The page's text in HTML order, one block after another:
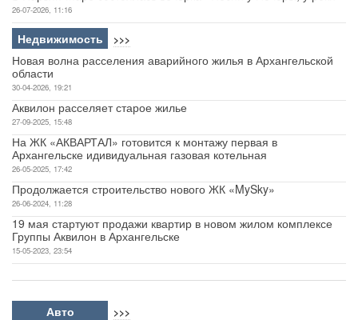
26-07-2026, 11:16
Недвижимость >>>
Новая волна расселения аварийного жилья в Архангельской
области
30-04-2026, 19:21
Аквилон расселяет старое жилье
27-09-2025, 15:48
На ЖК «АКВАРТАЛ» готовится к монтажу первая в
Архангельске идивидуальная газовая котельная
26-05-2025, 17:42
Продолжается строительство нового ЖК «MySky»
26-06-2024, 11:28
19 мая стартуют продажи квартир в новом жилом комплексе
Группы Аквилон в Архангельске
15-05-2023, 23:54
Авто >>>